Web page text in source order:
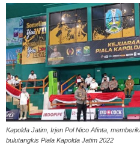
Kapolda Jatim, Irjen Pol Nico Afinta,
bulutangkis Piala Kapolda Jatim 2022